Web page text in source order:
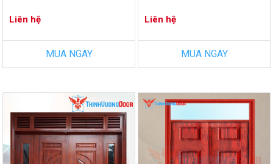
Liên hệ
MUA NGAY
Liên hệ
MUA NGAY